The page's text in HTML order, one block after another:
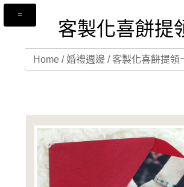
客製化喜餅提
Home/婚禮週邊 / 客製化喜餅提領